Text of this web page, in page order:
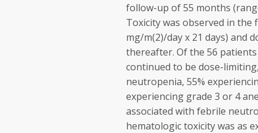
follow-up of 55 months
Toxicity was observed in
mg/m(2)/day x 21 days) and
thereafter. Of the 56
continued to be dose-
neutropenia, 55%
experiencing grade 3 or 4
associated with febrile
hematologic toxicity was as